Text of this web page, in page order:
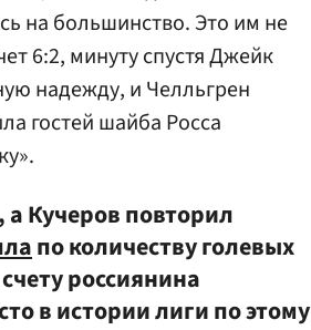
на большинство. Это им не
6:2, минуту спустяДжейк
надежду, и Челльгрен
гостей шайба Росса
а Кучеров повторил
по количеству голевых
россиянина
в истории лиги по этому